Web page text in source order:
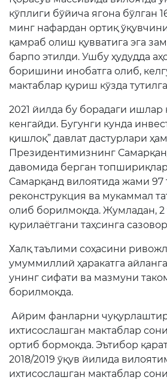
кўплиги бўйича ягона бўлган
минг нафардан ортиқ
қамраб олиш қувватига эга
барпо этилди. Ушбу ҳудудда
боришини инобатга олиб,
мактаблар қуриш кўзда
2021 йилда бу борадаги ишлар
кенгайди. Бугунги кунда
қишлоқ” давлат дастурлари
Президентимизнинг
давомида берган
Самарқанд вилоятида жами 97
реконструкция ва мукаммал
олиб борилмоқда. Жумладан, 2
қурилаётгани таҳсинга
Халқ таълими соҳасини
умуммиллий ҳаракатга
унинг сифати ва мазмуни
борилмоқда.
Айрим фанларни
ихтисослашган мактаблар
ортиб бормоқда. Эътибор
2018/2019 ўқув йилида
ихтисослашган мактаблар